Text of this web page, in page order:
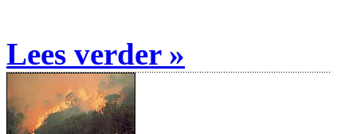
Lees verder »